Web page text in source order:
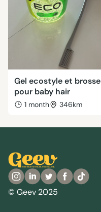
Gel ecostyle et brosse
pour baby hair
1 month 346km
© Geev 2025